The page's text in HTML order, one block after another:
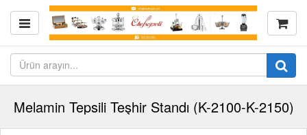
Melamin Tepsili Teşhir Standı (K-2100-K-2150)